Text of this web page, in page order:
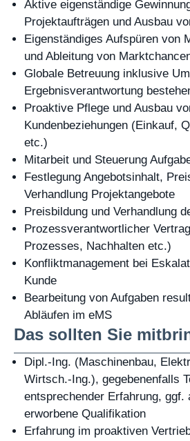
Aktive eigenständige
Projektaufträgen und Ausbau
Eigenständiges Aufspüren von
und Ableitung von
Globale Betreuung inklusive
Ergebnisverantwortung
Proaktive Pflege und Ausbau
Kundenbeziehungen (Einkauf,
etc.)
Mitarbeit und Steuerung
Festlegung Angebotsinhalt,
Verhandlung Projektangebote
Preisbildung und Verhandlung
Prozessverantwortlicher
Prozesses, Nachhalten etc.)
Konfliktmanagement bei
Kunde
Bearbeitung von Aufgaben
Abläufen im eMS
Das sollten Sie
Dipl.-Ing. (Maschinenbau,
Wirtsch.-Ing.), gegebenenfalls
entsprechender Erfahrung, ggf.
erworbene Qualifikation
Erfahrung im proaktiven